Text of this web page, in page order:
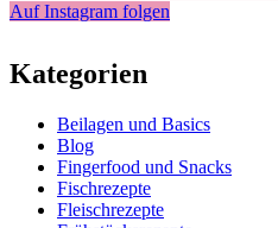
Auf Instagram folgen
Kategorien
Beilagen und Basics
Blog
Fingerfood und Snacks
Fischrezepte
Fleischrezepte